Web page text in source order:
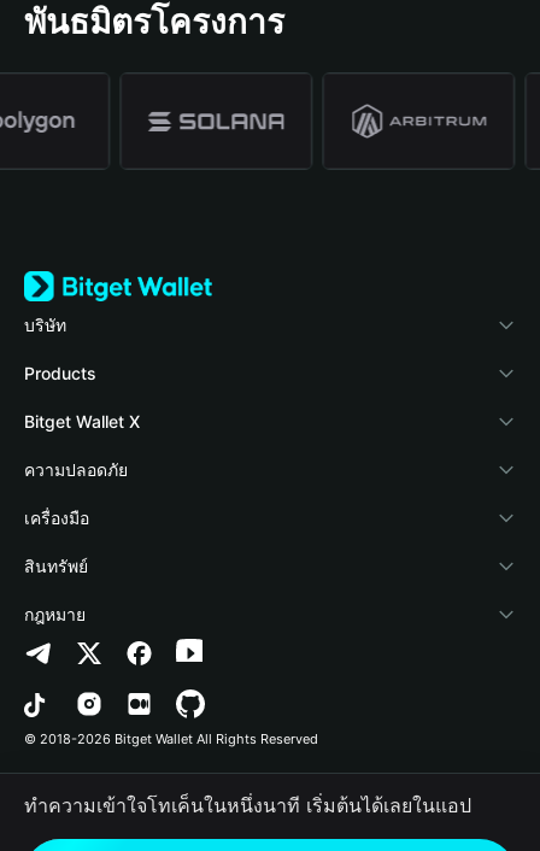
พันธมิตรโครงการ
บริษัท
เกี่ยวกับ Bitget Wallet
Blog
Academy
ข่าวสารด้านคริปโต
ศูนย์ช่วยเหลือ
ติดต่อเรา
ทรัพยากรข้อมูลของแบรนด์
อาชีพ
Products
Crypto Card
Stablecoin Earn
Payfi Crypto
Crypto Swap API
Altcoin Season Index
Prediction Markets
DApp
RWA
Bitget Wallet X
นักพัฒนา
เชื่อมต่อ Wallet
Bitget Wallet Pay
ลิสต์โปรเจกต์
ความปลอดภัย
Protection Fund
เทคโนโลยีความปลอดภัย
เครื่องมือ
ซื้อคริปโต
การตรวจจับการอนุญาต
การตรวจจับสัญญา
การโอนเป็นชุด
สินทรัพย์
Arbitrum
Avalanche
Bitcoin
Polygon
กฎหมาย
นโยบายความเป็นส่วนตัว
ข้อตกลงในการใช้บริการ
© 2018-2026 Bitget Wallet All Rights Reserved
ทำความเข้าใจโทเค็นในหนึ่งนาที เริ่มต้นได้เลยในแอป